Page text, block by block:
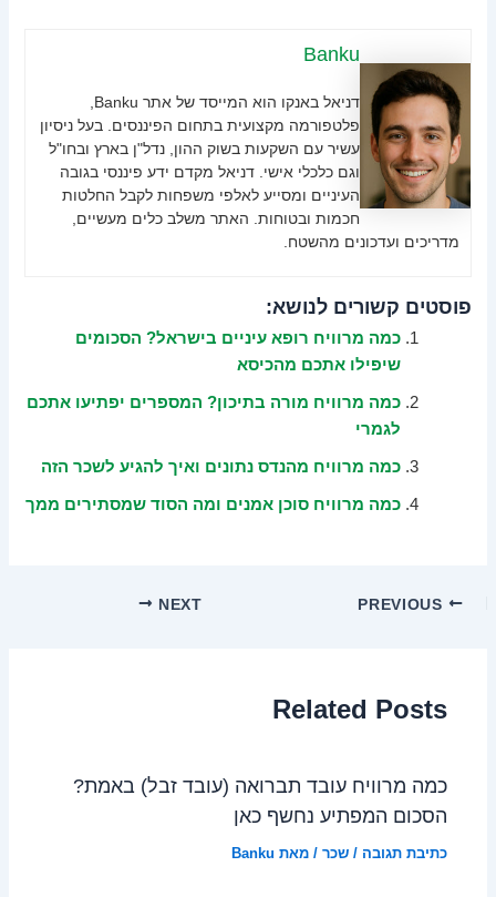
Banku
פלטפורמה מקצועית בתחום הפיננסים. בעל ניסיון
עשיר עם השקעות בשוק ההון, נדל"ן בארץ ובחו"ל
וגם כלכלי אישי. דניאל מקדם ידע פיננסי בגובה
העיניים ומסייע לאלפי משפחות לקבל החלטות
חכמות ובטוחות. האתר משלב כלים מעשיים,
מדריכים ועדכונים מהשטח.
פוסטים קשורים לנושא:
כמה מרוויח רופא עיניים בישראל? הסכומים
שיפילו אתכם מהכיסא
כמה מרוויח מורה בתיכון? המספרים יפתיעו אתכם
לגמרי
כמה מרוויח מהנדס נתונים ואיך להגיע לשכר הזה
כמה מרוויח סוכן אמנים ומה הסוד שמסתירים ממך
NEXT
Related Posts
כמה מרוויח עובד תברואה (עובד זבל) באמת?
הסכום המפתיע נחשף כאן
כתיבת תגובה /שכר / מאת Banku